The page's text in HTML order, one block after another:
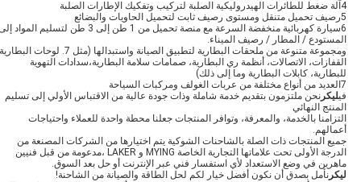
4آلة ضغط للطائرات الهيدروليكية الصلبة لتركيب وتفكيك الإطارات الصلبة
5رصيف تحميل متنقل ومستوى رصيف ثابت لتحميل الحاويات والبضائع
6سيارة كهربائية منخفضة السرعة مع منصة تحميل من 1 طن إلى 3 طن لتسليم المواد
المستودع / المطار / رصيف الميناء.
ومجموعة متنوعة من ملحقات البطارية لتطبيق الصيانة واستبدالها (مثل 7. لوحات
القفازات، الاتصالات، أنظمة ري البطارية، صمامات سلامة البطارية،سدادات التهوية
للبطارية، كابلات البطارية وما إلى ذلك)
7العديد من أنواع مختلفة من عربات الغولف ومركبات السياحة
فيليكر نحن ملتزمون بتقديم خدمة شاملة وذات جودة عالية من الاقتباس الأولي إلى تسليم
المنتج النهائي
التزامنا بالخدمة، والمعرفة، وتوافر المنتجات جعلنا محطة واحدة للعملاء واحتياجات
أعمالهم.
جميع المنتجات ذات الصلة بالشاحنات الشوكية يتم اختيارها من الشركات المصنعة من
الدرجة الأولى تحت علاماتها التجارية الخاصة MYING و LAKER ،مدعومة من قبل فنيين
ماهرين في وضع الاستعداد لأي استفسار فني عبر الإنترنت أو حل بعد السوق.
ليكر نأمل بصدق أن نكون أفضل خيار لكم لحل الطاقة والصيانة من الشاحنة!